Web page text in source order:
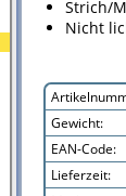
Strich/
Nicht
Gewicht:
EAN-Code:
Lieferzeit: